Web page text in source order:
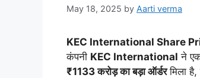
May 18, 2025 by Aarti verma
KEC International Share
कंपनी KEC International ने
₹1133 करोड़ का बड़ा ऑर्डरमिला